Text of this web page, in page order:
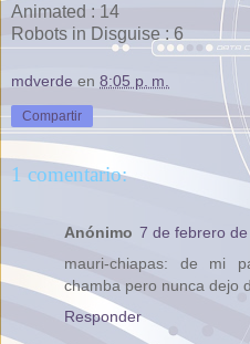
Animated : 14
Robots in Disguise : 6
mdverde en 8:05 p. m.
Compartir
1 comentario:
Anónimo 7 de febrero
mauri-chiapas: de mi
chamba pero nunca dejo
Responder